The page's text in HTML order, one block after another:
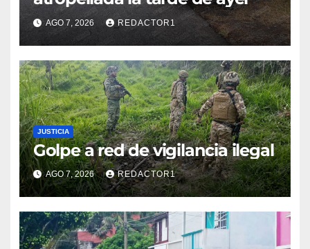
AGO 7, 2026 REDACTOR1
JUSTICIA
Golpe a red de vigilancia ilegal
AGO 7, 2026 REDACTOR1